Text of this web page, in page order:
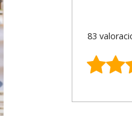
83